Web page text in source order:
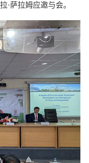
·萨拉姆应邀与会。